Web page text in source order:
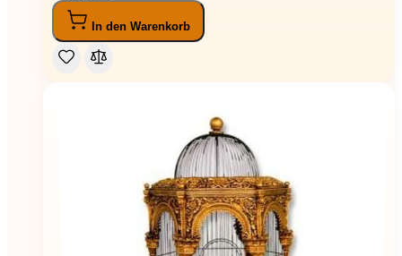
In den Warenkorb